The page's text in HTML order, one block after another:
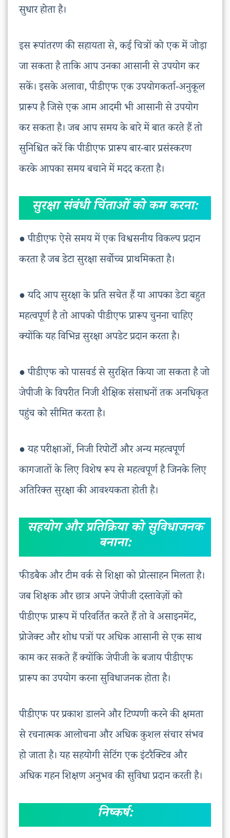
सुधार होता है।
इस रूपांतरण की सहायता से, कई चित्रों को एक में जोड़ा
जा सकता है ताकि आप उनका आसानी से उपयोग कर
सकें। इसके अलावा, पीडीएफ एक उपयोगकर्ता-अनुकूल
प्रारूप है जिसे एक आम आदमी भी आसानी से उपयोग
कर सकता है। जब आप समय के बारे में बात करते हैं तो
सुनिश्चित करें कि पीडीएफ प्रारूप बार-बार प्रसंस्करण
करके आपका समय बचाने में मदद करता है।
सुरक्षा संबंधी चिंताओं को कम करना:
● पीडीएफ ऐसे समय में एक विश्वसनीय विकल्प प्रदान
करता है जब डेटा सुरक्षा सर्वोच्च प्राथमिकता है।
● यदि आप सुरक्षा के प्रति सचेत हैं या आपका डेटा बहुत
महत्वपूर्ण है तो आपको पीडीएफ प्रारूप चुनना चाहिए
क्योंकि यह विभिन्न सुरक्षा अपडेट प्रदान करता है।
● पीडीएफ को पासवर्ड से सुरक्षित किया जा सकता है जो
जेपीजी के विपरीत निजी शैक्षिक संसाधनों तक अनधिकृत
पहुंच को सीमित करता है।
● यह परीक्षाओं, निजी रिपोर्टों और अन्य महत्वपूर्ण
कागजातों के लिए विशेष रूप से महत्वपूर्ण है जिनके लिए
अतिरिक्त सुरक्षा की आवश्यकता होती है।
सहयोग और प्रतिक्रिया को सुविधाजनक
बनाना:
फीडबैक और टीम वर्क से शिक्षा को प्रोत्साहन मिलता है।
जब शिक्षक और छात्र अपने जेपीजी दस्तावेज़ों को
पीडीएफ प्रारूप में परिवर्तित करते हैं तो वे असाइनमेंट,
प्रोजेक्ट और शोध पत्रों पर अधिक आसानी से एक साथ
काम कर सकते हैं क्योंकि जेपीजी के बजाय पीडीएफ
प्रारूप का उपयोग करना सुविधाजनक होता है।
पीडीएफ पर प्रकाश डालने और टिप्पणी करने की क्षमता
से रचनात्मक आलोचना और अधिक कुशल संचार संभव
हो जाता है। यह सहयोगी सेटिंग एक इंटरैक्टिव और
अधिक गहन शिक्षण अनुभव की सुविधा प्रदान करती है।
निष्कर्ष: